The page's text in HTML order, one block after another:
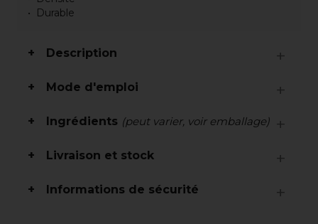
Durable
Description
Mode d'emploi
Ingrédients (peut varier, voir emballage)
Livraison et stock
Informations de sécurité